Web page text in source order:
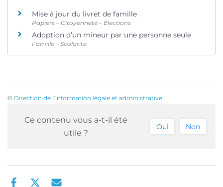
Mise à jour du livret de famille
Papiers – Citoyenneté – Élections
Adoption d’un mineur par une personne seule
Famille – Scolarité
© Direction de l’information légale et administrative
Ce contenu vous a-t-il été
utile ?
Oui Non